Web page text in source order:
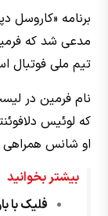
برنامه «کاروسل
مدعی شد که
تیم ملی فوتبال اسپانیا
که لوئیس
او شانس همراهی
بیشتر بخوانید
فلیک با